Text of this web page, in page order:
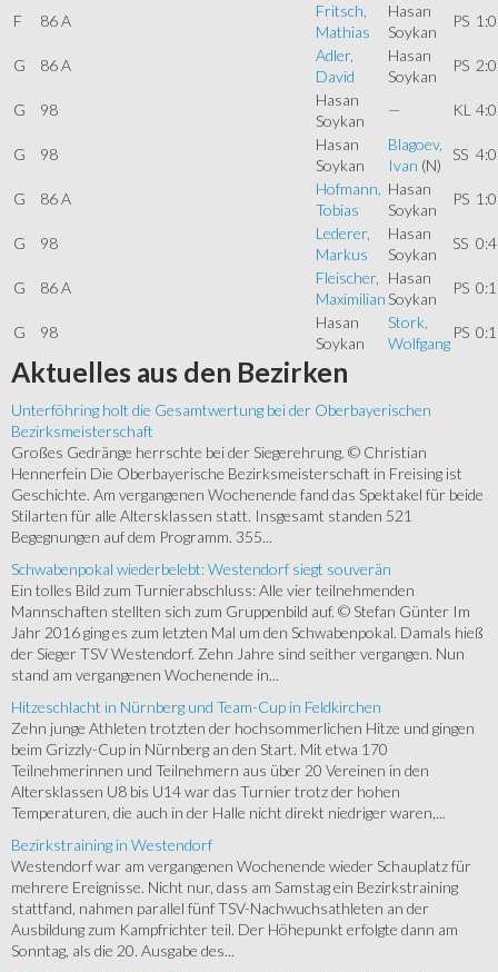
F 86 A
Fritsch,
Mathias
Hasan
Soykan
PS 1:0
G 86 A
Adler,
David
Hasan
Soykan
PS 2:0
G 98
Hasan
Soykan
— KL 4:0
G 98
Hasan
Soykan
Blagoev,
Ivan (N)
SS 4:0
G 86 A
Hofmann,
Tobias
Hasan
Soykan
PS 1:0
G 98
Lederer,
Markus
Hasan
Soykan
SS 0:4
G 86 A
Fleischer,
Maximilian
Hasan
Soykan
PS 0:1
G 98
Hasan
Soykan
Stork,
Wolfgang
PS 0:1
Aktuelles aus den Bezirken
Unterföhring holt die Gesamtwertung bei der Oberbayerischen
Bezirksmeisterschaft
Großes Gedränge herrschte bei der Siegerehrung. © Christian
Hennerfein Die Oberbayerische Bezirksmeisterschaft in Freising ist
Geschichte. Am vergangenen Wochenende fand das Spektakel für beide
Stilarten für alle Altersklassen statt. Insgesamt standen 521
Begegnungen auf dem Programm. 355...
Schwabenpokal wiederbelebt: Westendorf siegt souverän
Ein tolles Bild zum Turnierabschluss: Alle vier teilnehmenden
Mannschaften stellten sich zum Gruppenbild auf. © Stefan Günter Im
Jahr 2016 ging es zum letzten Mal um den Schwabenpokal. Damals hieß
der Sieger TSV Westendorf. Zehn Jahre sind seither vergangen. Nun
stand am vergangenen Wochenende in...
Hitzeschlacht in Nürnberg und Team-Cup in Feldkirchen
Zehn junge Athleten trotzten der hochsommerlichen Hitze und gingen
beim Grizzly-Cup in Nürnberg an den Start. Mit etwa 170
Teilnehmerinnen und Teilnehmern aus über 20 Vereinen in den
Altersklassen U8 bis U14 war das Turnier trotz der hohen
Temperaturen, die auch in der Halle nicht direkt niedriger waren,...
Bezirkstraining in Westendorf
Westendorf war am vergangenen Wochenende wieder Schauplatz für
mehrere Ereignisse. Nicht nur, dass am Samstag ein Bezirkstraining
stattfand, nahmen parallel fünf TSV-Nachwuchsathleten an der
Ausbildung zum Kampfrichter teil. Der Höhepunkt erfolgte dann am
Sonntag, als die 20. Ausgabe des...